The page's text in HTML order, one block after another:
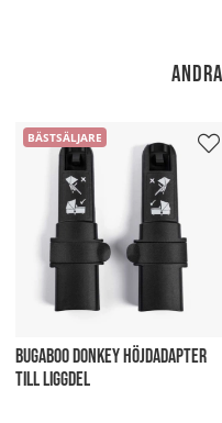
BÄSTSÄLJARE
BUGABOO DONKEY HÖJDADAPTER
TILL LIGGDEL